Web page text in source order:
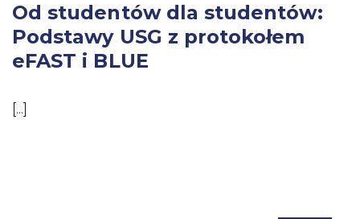
Od studentów dla studentów:
Podstawy USG z protokołem
eFAST i BLUE
[...]